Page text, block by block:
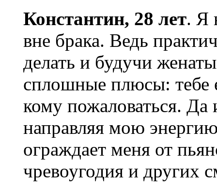
Константин, 28 лет. Я
вне брака. Ведь
делать и будучи
сплошные плюсы: тебе
кому пожаловаться.
направляя мою
ограждает меня от
чревоугодия и других